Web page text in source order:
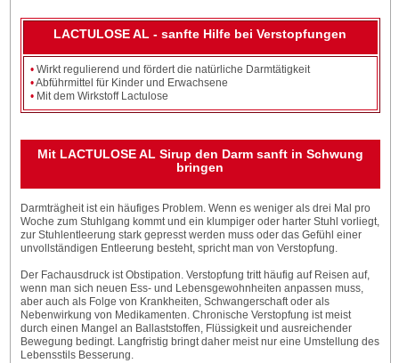
LACTULOSE AL - sanfte Hilfe bei Verstopfungen
• Wirkt regulierend und fördert die natürliche Darmtätigkeit
•Abführmittel für Kinder und Erwachsene
•Mit dem Wirkstoff Lactulose
Mit LACTULOSE AL Sirup den Darm sanft in Schwung
bringen
Darmträgheit ist ein häufiges Problem. Wenn es weniger als drei Mal pro
Woche zum Stuhlgang kommt und ein klumpiger oder harter Stuhl vorliegt,
zur Stuhlentleerung stark gepresst werden muss oder das Gefühl einer
unvollständigen Entleerung besteht, spricht man von Verstopfung.
Der Fachausdruck ist Obstipation. Verstopfung tritt häufig auf Reisen auf,
wenn man sich neuen Ess- und Lebensgewohnheiten anpassen muss,
aber auch als Folge von Krankheiten, Schwangerschaft oder als
Nebenwirkung von Medikamenten. Chronische Verstopfung ist meist
durch einen Mangel an Ballaststoffen, Flüssigkeit und ausreichender
Bewegung bedingt. Langfristig bringt daher meist nur eine Umstellung des
Lebensstils Besserung.